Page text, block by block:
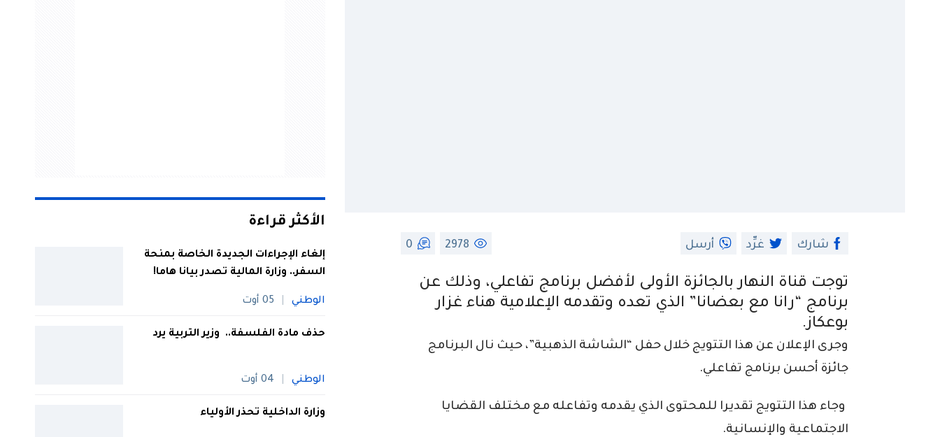
شارك غرِّد أرسل 2978
0
توجت قناة النهاربالجائزة الأولى لأفضل برنامج تفاعلي، وذلك عن
برنامج “رانا مع بعضانا” الذي تعده وتقدمه الإعلامية هناء غزار
بوعكاز.
وجرى الإعلان عن هذا التتويج خلال حفل “الشاشة الذهبية”، حيث نال البرنامج
جائزة أحسن برنامج تفاعلي.
وجاء هذا التتويج تقديرا للمحتوى الذي يقدمه وتفاعله مع مختلف القضايا
الاجتماعية والإنسانية.
الأكثر قراءة
إلغاء الإجراءات الجديدة الخاصة بمنحة
السفر.. وزارة المالية تصدر بيانا هاما!
الوطني 05 أوت
حذف مادة الفلسفة.. وزير التربية يرد
الوطني 04 أوت
وزارة الداخلية تحذر الأولياء